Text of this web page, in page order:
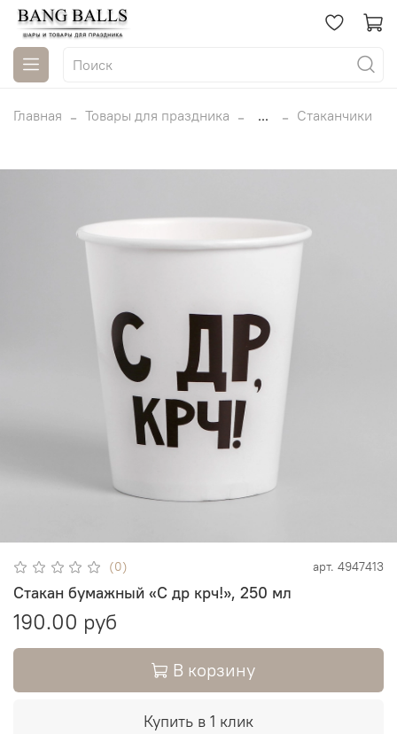
Главная Товары для праздника ... Стаканчики
(0) арт. 4947413
Стакан бумажный «С др крч!», 250 мл
190.00 руб
В корзину
Купить в 1 клик